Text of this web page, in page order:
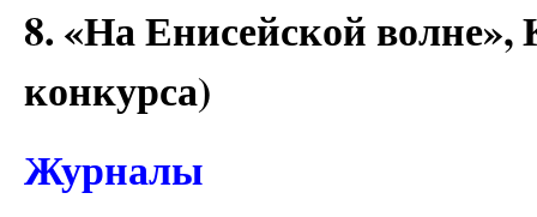
8. «На Енисейской
конкурса)
Журналы